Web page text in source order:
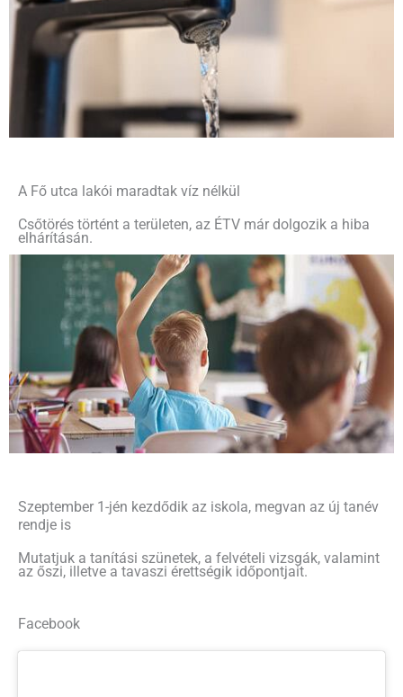
A Fő utca lakói maradtak víz nélkül
Csőtörés történt a területen, az ÉTV már dolgozik a hiba
elhárításán.
Szeptember 1-jén kezdődik az iskola, megvan az új tanév
rendje is
Mutatjuk a tanítási szünetek, a felvételi vizsgák, valamint
az őszi, illetve a tavaszi érettségik időpontjait.
Facebook